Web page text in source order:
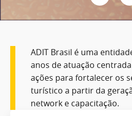
ADIT Brasil é uma
anos de atuação
ações para fortalecer os
turístico a partir da
network e capacitação.